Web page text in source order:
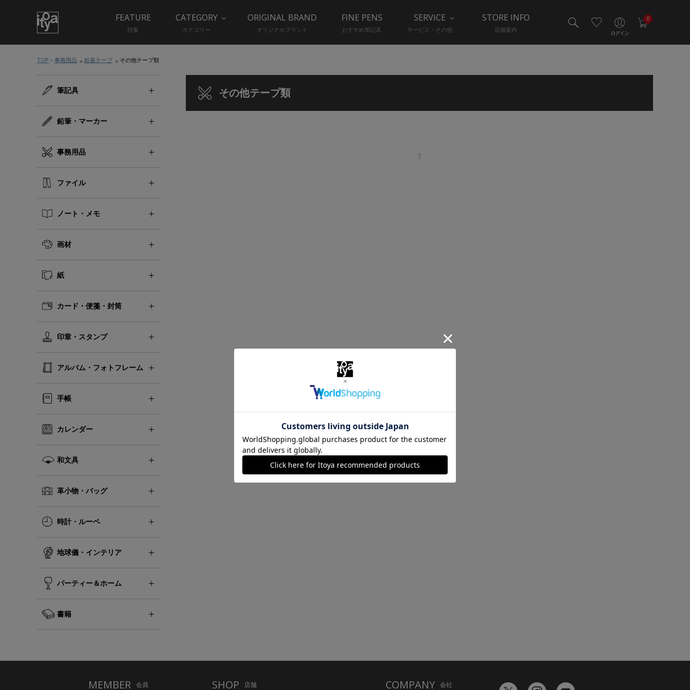
ログイン
0
FEATURE
特集
CATEGORY
カテゴリー
ORIGINAL BRAND
オリジナルブランド
FINE PENS
おすすめ筆記具
SERVICE
サービス・その他
STORE INFO
店舗案内
TOP 事務用品 粘着テープ その他テープ類
筆記具
鉛筆・マーカー
事務用品
ファイル
ノート・メモ
画材
紙
カード・便箋・封筒
印章・スタンプ
アルバム・フォトフレーム
手帳
カレンダー
和文具
革小物・バッグ
時計・ルーペ
地球儀・インテリア
パーティー＆ホーム
書籍
その他テープ類
1
MEMBER 会員 SHOP 店舗 COMPANY 会社